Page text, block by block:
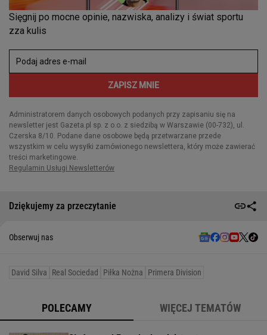
Dziękujemy za przeczytanie
Obserwuj nas
David Silva Real Sociedad Piłka Nożna Primera Division
POLECAMY WIĘCEJ TEMATÓW